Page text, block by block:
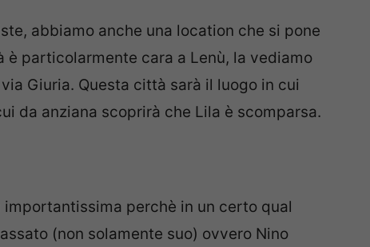
abbiamo anche una location che si pone
è particolarmente cara a Lenù, la vediamo
Giuria. Questa città sarà il luogo in cui
da anziana scoprirà che Lila è scomparsa.
perchè in un certo qual
(non solamente suo) ovvero Nino